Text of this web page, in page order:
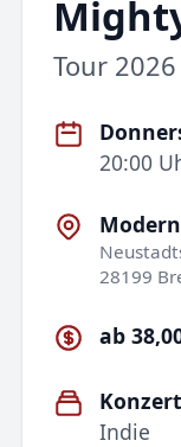
Tour 2026
20:00
28199
ab
Konzert
Indie